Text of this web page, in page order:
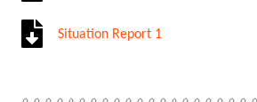
Situation Report 1